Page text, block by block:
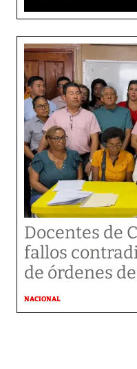
Docentes de
fallos
de órdenes
NACIONAL